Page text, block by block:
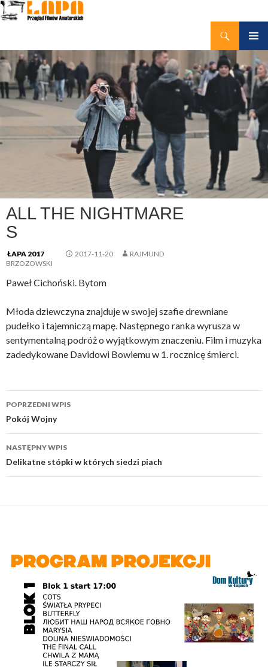
MENU
DO
TREŚCI
ALL THE NIGHTMARE
S
ŁAPA 2017 2017-11-20
RAJMUND
BRZOZOWSKI
Paweł Cichoński. Bytom
Młoda dziewczyna znajduje w swojej szafie drewniane
pudełko i tajemniczą mapę. Następnego ranka wyrusza w
sentymentalną podróż o wyjątkowym znaczeniu. Film i muzyka
zadedykowane Davidowi Bowiemu w 1. rocznicę śmierci.
Nawigacja
wpisu
POPRZEDNI WPIS
Pokój Wojny
NASTĘPNY WPIS
Delikatne stópki w których siedzi piach